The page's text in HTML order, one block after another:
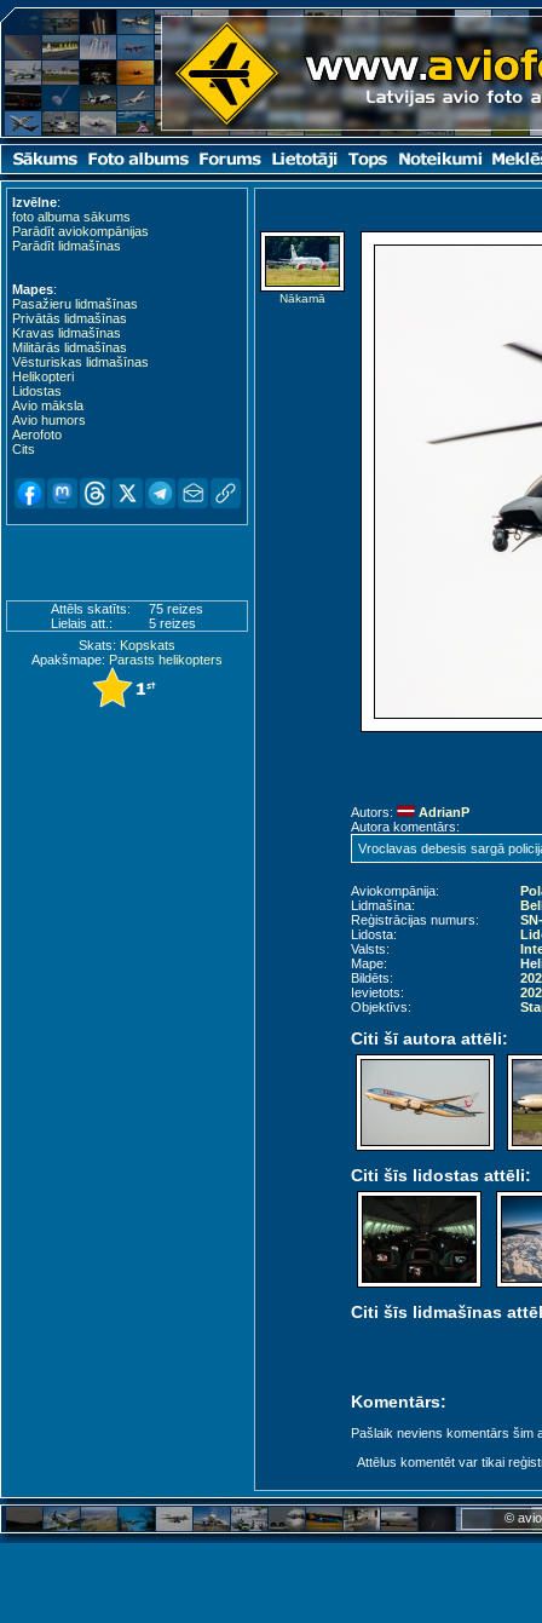
Izvēlne:
foto albuma sākums
Parādīt aviokompānijas
Parādīt lidmašīnas
Mapes:
Pasažieru lidmašīnas
Privātās lidmašīnas
Kravas lidmašīnas
Militārās lidmašīnas
Vēsturiskas lidmašīnas
Helikopteri
Lidostas
Avio māksla
Avio humors
Aerofoto
Cits
Attēls skatīts:
75 reizes
Lielais att.:
5 reizes
Skats: Kopskats
Apakšmape: Parasts helikopters
Nākamā
Autors:
AdrianP
Autora komentārs:
Vroclavas debesis sargā
Aviokompānija:
Lidmašīna:
Reģistrācijas numurs:
Lidosta:
Valsts:
Mape:
Bildēts:
Ievietots:
Objektīvs:
Citi šī autora attēli:
Citi šīs lidostas attēli:
Citi šīs lidmašīnas
Komentārs:
Pašlaik neviens komentārs šim
Attēlus komentēt var tikai
©